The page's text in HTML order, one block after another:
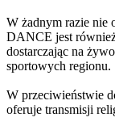
W żadnym razie nie
DANCE jest
dostarczając na
sportowych regionu.
W przeciwieństwie
oferuje transmisji